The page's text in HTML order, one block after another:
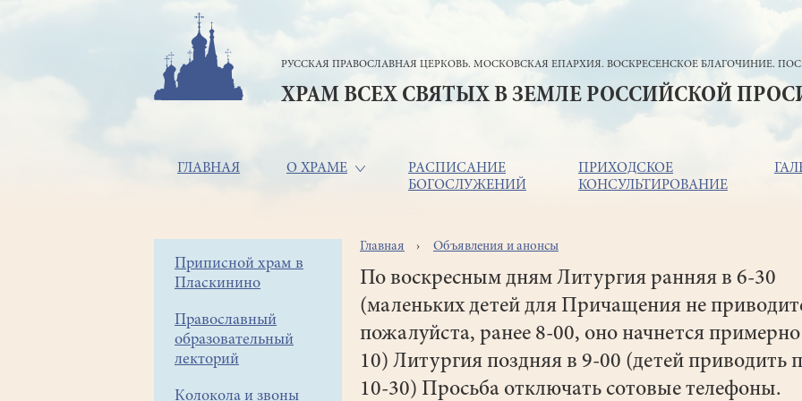
РУССКАЯ ПРАВОСЛАВНАЯ ЦЕРКОВЬ. МОСКОВСКАЯ ЕПАРХИЯ. ВОСКРЕСЕНСКОЕ БЛАГОЧИНИЕ.
ХРАМ ВСЕХ СВЯТЫХ В ЗЕМЛЕ РОССИЙСКОЙ
Основная
ГЛАВНАЯ О ХРАМЕ
РАСПИСАНИЕ
БОГОСЛУЖЕНИЙ
ПРИХОДСКОЕ
КОНСУЛЬТИРОВАНИЕ
Боковое
меню
Приписной храм в
Пласкинино
Православный
образовательный
лекторий
Колокола и звоны
Строка
навигации
Главная Объявления и анонсы
По воскресным дням Литургия ранняя в 6-30
(маленьких детей для Причащения не
пожалуйста, ранее 8-00, оно начнется
10) Литургия поздняя в 9-00 (детей приводить
10-30) Просьба отключать сотовые телефоны.